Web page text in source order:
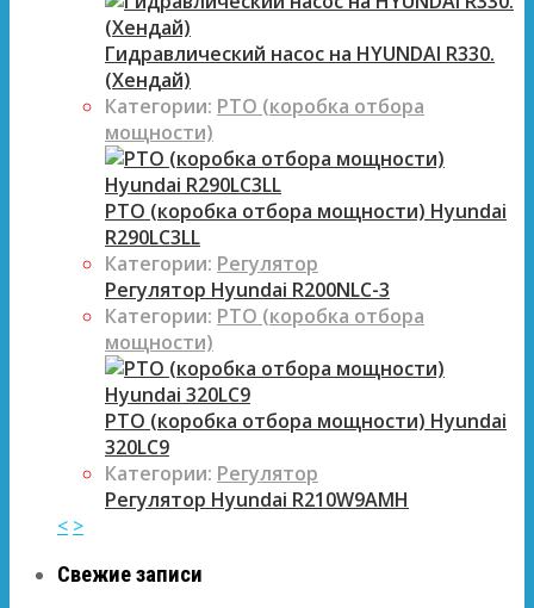
Гидравлический насос на HYUNDAI R330.
(Хендай)
Категории: PTO (коробка отбора
мощности)
PTO (коробка отбора мощности) Hyundai
R290LC3LL
Категории: Регулятор
Регулятор Hyundai R200NLC-3
Категории: PTO (коробка отбора
мощности)
PTO (коробка отбора мощности) Hyundai
320LC9
Категории: Регулятор
Регулятор Hyundai R210W9AMH
< >
Свежие записи